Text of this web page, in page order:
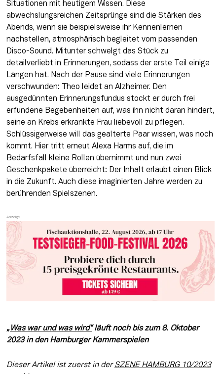
Situationen mit heutigem Wissen. Diese
abwechslungsreichen Zeitsprünge sind die Stärken des
Abends, wenn sie beispielsweise ihr Kennenlernen
nachstellen, atmosphärisch begleitet vom passenden
Disco-Sound. Mitunter schwelgt das Stück zu
detailverliebt in Erinnerungen, sodass der erste Teil einige
Längen hat. Nach der Pause sind viele Erinnerungen
verschwunden: Theo leidet an Alzheimer. Den
ausgedünnten Erinnerungsfundus stockt er durch frei
erfundene Begebenheiten auf, was ihn nicht daran hindert,
seine an Krebs erkrankte Frau liebevoll zu pflegen.
Schlüssigerweise will das gealterte Paar wissen, was noch
kommt. Hier tritt erneut Alexa Harms auf, die im
Bedarfsfall kleine Rollen übernimmt und nun zwei
Geschenkpakete überreicht: Der Inhalt erlaubt einen Blick
in die Zukunft. Auch diese imaginierten Jahre werden zu
berührenden Spielszenen.
„Was war und was wird“ läuft noch bis zum 8. Oktober
2023 in den Hamburger Kammerspielen
Dieser Artikel ist zuerst in der SZENE HAMBURG 10/2023